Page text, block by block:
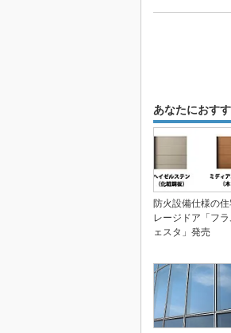
あなたにおす
防火設備仕様の
レージドア「フ
ェスタ」発売